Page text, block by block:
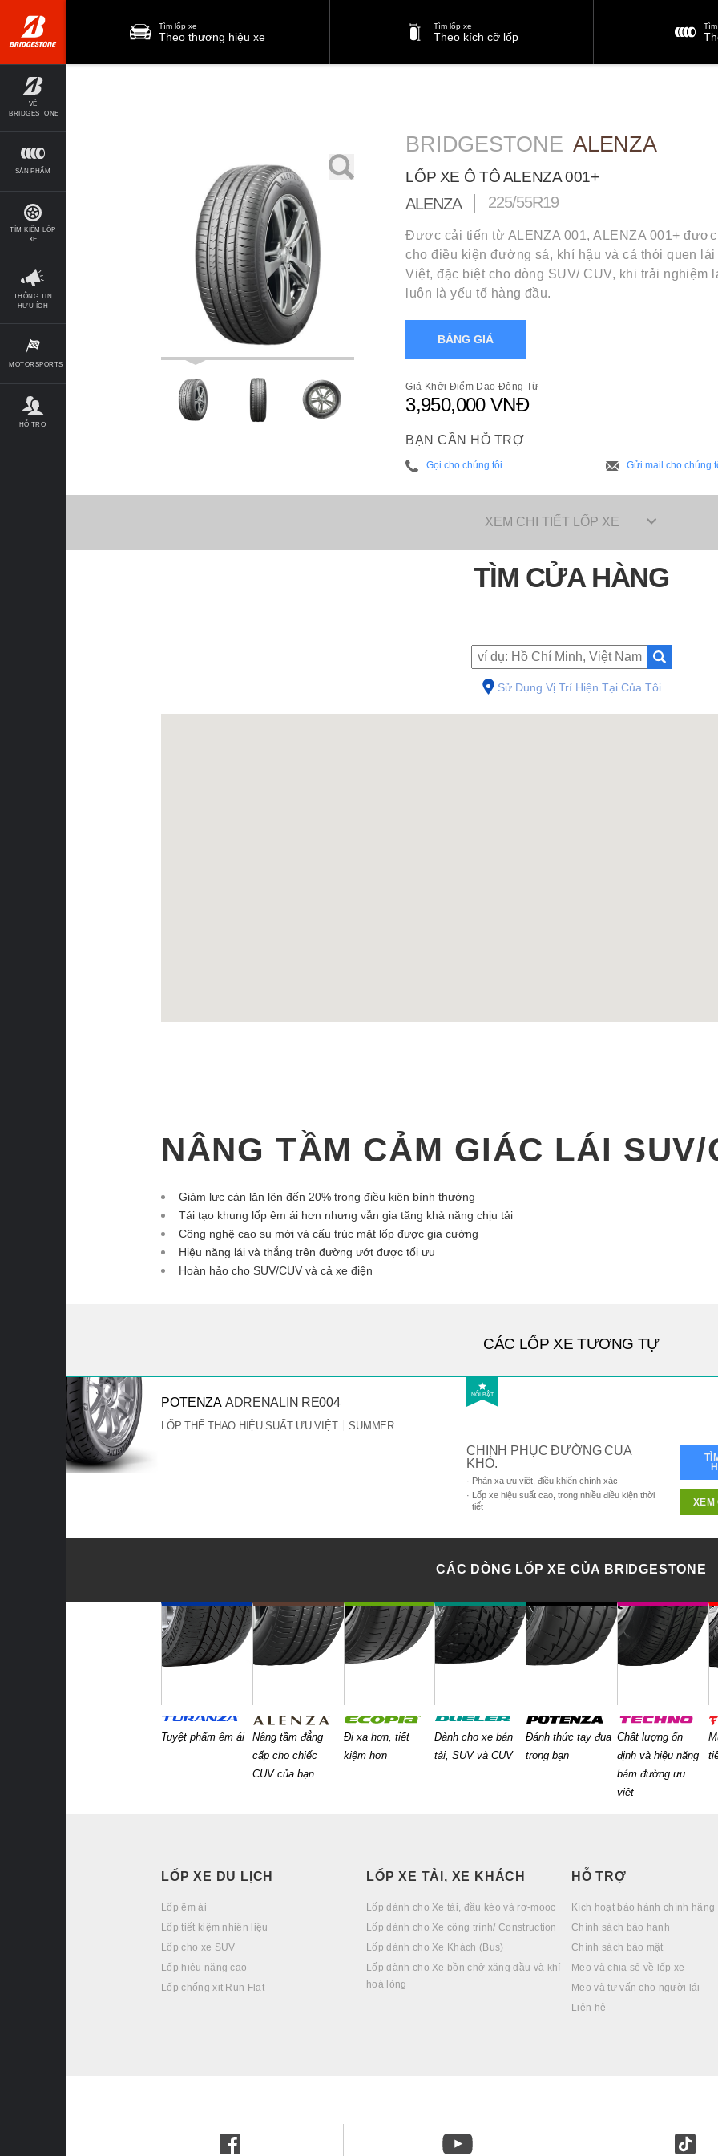
VỀ
BRIDGESTONE
SẢN PHẨM
TÌM KIẾM LỐP
XE
THÔNG TIN
HỮU ÍCH
MOTORSPORTS
HỖ TRỢ
Tìm lốp xe
Theo thương hiệu xe
Tìm lốp xe
Theo kích cỡ lốp
BRIDGESTONE ALENZA
LỐP XE Ô TÔ ALENZA 001+
ALENZA 225/55R19
Được cải tiến từ ALENZA 001, ALENZA 001+
cho điều kiện đường sá, khí hậu và cả thói quen
Việt, đặc biệt cho dòng SUV/ CUV, khi trải nghiệm
luôn là yếu tố hàng đầu.
BẢNG GIÁ
Giá Khởi Điểm Dao Động Từ
3,950,000 VNĐ
BẠN CẦN HỖ TRỢ
Gọi cho chúng tôi Gửi mail cho chúng
XEM CHI TIẾT LỐP XE
TÌM CỬA HÀNG
Sử Dụng Vị Trí Hiện Tại Của Tôi
NÂNG TẦM CẢM GIÁC LÁI SUV/
Giảm lực cản lăn lên đến 20% trong điều kiện bình thường
Tái tạo khung lốp êm ái hơn nhưng vẫn gia tăng khả năng chịu tải
Công nghệ cao su mới và cấu trúc mặt lốp được gia cường
Hiệu năng lái và thắng trên đường ướt được tối ưu
Hoàn hảo cho SUV/CUV và cả xe điện
CÁC LỐP XE TƯƠNG TỰ
NỔI BẬT
POTENZA ADRENALIN RE004
LỐP THỂ THAO HIỆU SUẤT ƯU VIỆT SUMMER
CHINH PHỤC ĐƯỜNG CUA
KHÓ.
Phản xạ ưu việt, điều khiển chính xác
Lốp xe hiệu suất cao, trong nhiều điều kiện thời
tiết
XEM
CÁC DÒNG LỐP XE CỦA BRIDGESTONE
Tuyệt phẩm êm ái
Nâng tầm đẳng
cấp cho chiếc
CUV của bạn
Đi xa hơn, tiết
kiệm hơn
Dành cho xe bán
tải, SUV và CUV
Đánh thức tay đua
trong bạn
Chất lượng ổn
định và hiệu năng
bám đường ưu
việt
LỐP XE DU LỊCH
Lốp êm ái
Lốp tiết kiệm nhiên liệu
Lốp cho xe SUV
Lốp hiệu năng cao
Lốp chống xịt Run Flat
LỐP XE TẢI, XE KHÁCH
Lốp dành cho Xe tải, đầu kéo và rơ-mooc
Lốp dành cho Xe công trình/ Construction
Lốp dành cho Xe Khách (Bus)
Lốp dành cho Xe bồn chở xăng dầu và khí
hoá lỏng
HỖ TRỢ
Kích hoạt bảo hành chính hãng
Chính sách bảo hành
Chính sách bảo mật
Mẹo và chia sẻ về lốp xe
Mẹo và tư vấn cho người lái
Liên hệ